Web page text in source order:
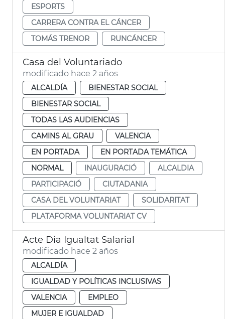
ESPORTS
CARRERA CONTRA EL CÁNCER
TOMÁS TRENOR
RUNCÁNCER
Casa del Voluntariado
modificado hace 2 años
ALCALDÍA
BIENESTAR SOCIAL
BIENESTAR SOCIAL
TODAS LAS AUDIENCIAS
CAMINS AL GRAU
VALENCIA
EN PORTADA
EN PORTADA TEMÁTICA
NORMAL
INAUGURACIÓ
ALCALDIA
PARTICIPACIÓ
CIUTADANIA
CASA DEL VOLUNTARIAT
SOLIDARITAT
PLATAFORMA VOLUNTARIAT CV
Acte Dia Igualtat Salarial
modificado hace 2 años
ALCALDÍA
IGUALDAD Y POLÍTICAS INCLUSIVAS
VALENCIA
EMPLEO
MUJER E IGUALDAD